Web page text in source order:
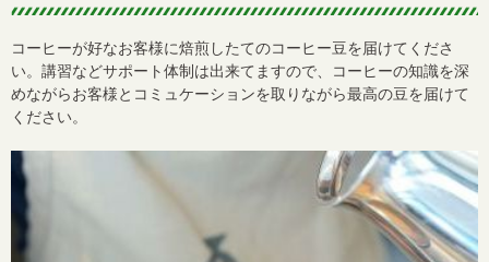
コーヒーが好なお客様に焙煎したてのコーヒー豆を届けてくださ
い。講習などサポート体制は出来てますので、コーヒーの知識を深
めながらお客様とコミュケーションを取りながら最高の豆を届けて
ください。